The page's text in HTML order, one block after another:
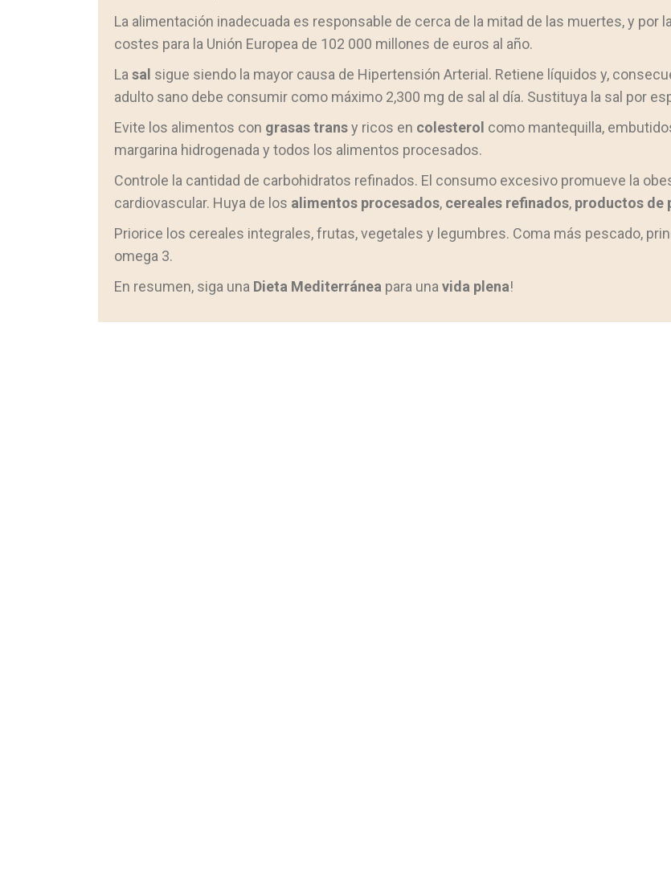
La alimentación inadecuada es responsable de cerca de la mitad de las muertes, y por
costes para la Unión Europea de 102 000 millones de euros al año.
La sal sigue siendo la mayor causa de Hipertensión Arterial. Retiene líquidos y,
adulto sano debe consumir como máximo 2,300 mg de sal al día. Sustituya la sal por
Evite los alimentos con grasas transy ricos en colesterol como mantequilla,
margarina hidrogenada y todos los alimentos procesados.
Controle la cantidad de carbohidratos refinados. El consumo excesivo promueve la
cardiovascular. Huya de los alimentos procesados, cereales refinados, productos de
Priorice los cereales integrales, frutas, vegetales y legumbres. Coma más pescado,
omega 3.
En resumen, siga una Dieta Mediterránea para una vida plena!